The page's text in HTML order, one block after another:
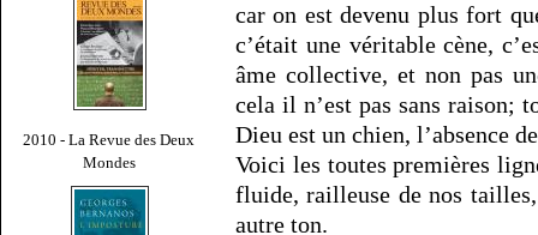
2010 - La Revue des Deux
Mondes
car on est devenu plus fort
c’était une véritable cène,
âme collective, et non pas
cela il n’est pas sans raison;
Dieu est un chien, l’absence
Voici les toutes premières
fluide, railleuse de nos
autre ton.